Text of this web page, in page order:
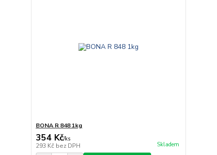
BONA R 848 1kg
354 Kč/ks
293 Kč bez DPH Skladem